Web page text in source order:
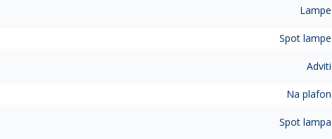
Lampe
Spot lampe
Adviti
Na plafon
Spot lampa